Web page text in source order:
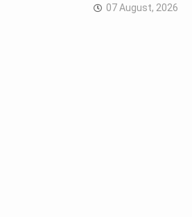
07 August, 2026